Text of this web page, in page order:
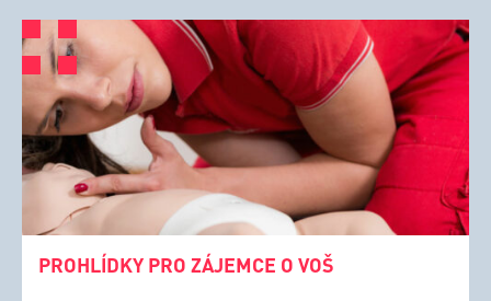
PROHLÍDKY PRO ZÁJEMCE O VOŠ